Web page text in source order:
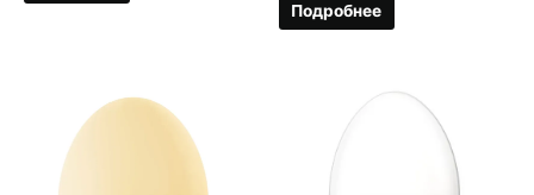
Подробнее